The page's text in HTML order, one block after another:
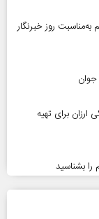
به‌مناسبت روز خبرنگار
ارزان برای تهیه